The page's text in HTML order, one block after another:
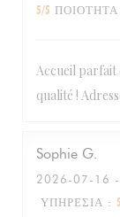
5/5
Accueil parfait
qualité !
Sophie G
2026-07-16
ΥΠΗΡΕΣΊΑ : 5